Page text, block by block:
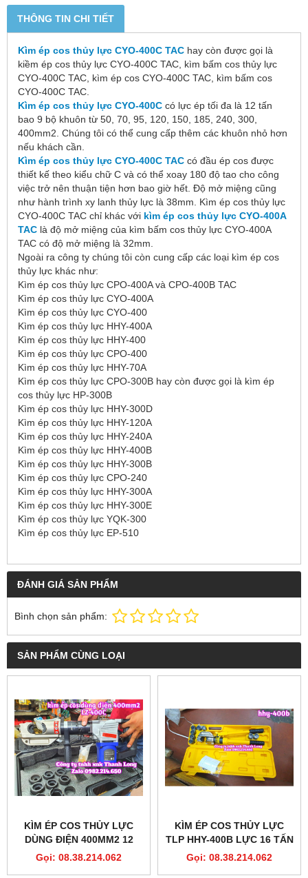
THÔNG TIN CHI TIẾT
Kìm ép cos thủy lực CYO-400C TAC hay còn được gọi là
kiềm ép cos thủy lực CYO-400C TAC, kìm bấm cos thủy lực
CYO-400C TAC, kìm ép cos CYO-400C TAC, kìm bấm cos
CYO-400C TAC.
Kìm ép cos thủy lực CYO-400C có lực ép tối đa là 12 tấn
bao 9 bộ khuôn từ 50, 70, 95, 120, 150, 185, 240, 300,
400mm2 . Chúng tôi có thể cung cấp thêm các khuôn nhỏ hơn
nếu khách cần.
Kìm ép cos thủy lực CYO-400C TAC có đầu ép cos được
thiết kế theo kiểu chữ C và có thể xoay 180 độ tao cho công
việc trở nên thuận tiện hơn bao giờ hết. Độ mở miệng cũng
như hành trình xy lanh thủy lực là 38mm.
Kìm ép cos thủy lực
CYO-400C TAC chỉ khác với kìm ép cos thủy lực CYO-400A
TAC là độ mở miệng của kìm bấm cos thủy lực CYO-400A
TAC có độ mở miệng là 32mm.
Ngoài ra công ty chúng tôi còn cung cấp các loại kìm ép cos
thủy lực khác như:
Kìm ép cos thủy lực CPO-400A và CPO-400B TAC
Kìm ép cos thủy lực CYO-400A
Kìm ép cos thủy lực CYO-400
Kìm ép cos thủy lực HHY-400A
Kìm ép cos thủy lực HHY-400
Kìm ép cos thủy lực CPO-400
Kìm ép cos thủy lực HHY-70A
Kìm ép cos thủy lực CPO-300B hay còn được gọi là kìm ép
cos thủy lực HP-300B
Kìm ép cos thủy lực HHY-300D
Kìm ép cos thủy lực HHY-120A
Kìm ép cos thủy lực HHY-240A
Kìm ép cos thủy lực HHY-400B
Kìm ép cos thủy lực HHY-300B
Kìm ép cos thủy lực CPO-240
Kìm ép cos thủy lực HHY-300A
Kìm ép cos thủy lực HHY-300E
Kìm ép cos thủy lực YQK-300
Kìm ép cos thủy lực EP-510
ĐÁNH GIÁ SẢN PHẨM
Bình chọn sản phẩm:
SẢN PHẨM CÙNG LOẠI
KÌM ÉP COS THỦY LỰC
DÙNG ĐIỆN 400MM2 12
TẤN LZ-400C XC TOOLS
Gọi: 08.38.214.062
KÌM ÉP COS THỦY LỰC
TLP HHY-400B LỰC 16 TẤN
STROKE 32MM CÓ VAN AN
Gọi: 08.38.214.062